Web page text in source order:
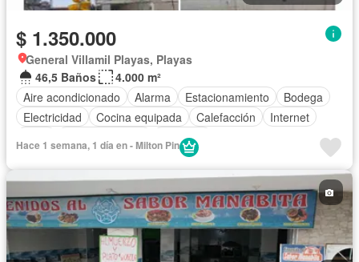
$ 1.350.000
General Villamil Playas, Playas
46,5 Baños
4.000 m²
Aire acondicionado
Alarma Estacionamiento
Bodega
Electricidad
Cocina equipada Calefacción
Internet
Conserje
Acceso para personas con discapacidad
Hace 1 semana, 1 día en - Milton Pin